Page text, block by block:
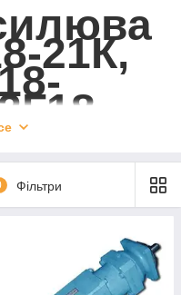
21К,
24К
Фільтри